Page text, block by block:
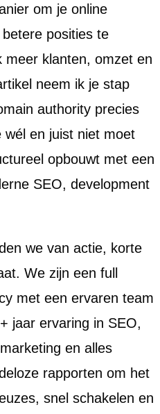
om je online
posities te
meer klanten, omzet en
neem ik je stap
authority precies
en juist niet moet
opbouwt met een
SEO, development
we van actie, korte
We zijn een full
met een ervaren team
jaar ervaring in SEO,
en alles
rapporten om het
snel schakelen en